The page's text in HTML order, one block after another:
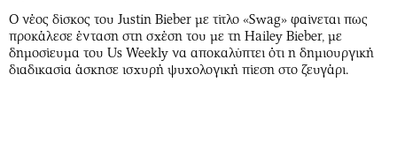
Ο νέος δίσκος του Justin Bieber με τίτλο «Swag» φαίνεται πως
προκάλεσε ένταση στη σχέση του με τη Hailey Bieber, με
δημοσίευμα του Us Weekly να αποκαλύπτει ότι η δημιουργική
διαδικασία άσκησε ισχυρή ψυχολογική πίεση στο ζευγάρι.